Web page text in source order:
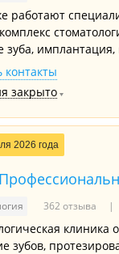
работают
зуба,
контакты
закрыто
2026 года
362 отзыва
клиника
зубов,